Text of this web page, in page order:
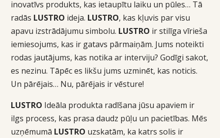
inovatīvs produkts, kas ietaupītu laiku un pūles… Tā
radās LUSTRO ideja. LUSTRO, kas kļuvis par visu
apavu izstrādājumu simbolu. LUSTRO ir stilīga vīrieša
iemiesojums, kas ir gatavs pārmaiņām. Jums noteikti
rodas jautājums, kas notika ar interviju? Godīgi sakot,
es nezinu. Tāpēc es likšu jums uzminēt, kas noticis.
Un pārējais… Nu, pārējais ir vēsture!
LUSTRO Ideāla produkta radīšana jūsu apaviem ir
ilgs process, kas prasa daudz pūļu un pacietības. Mēs
uzņēmumā LUSTRO uzskatām, ka katrs solis ir